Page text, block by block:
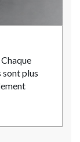
plus